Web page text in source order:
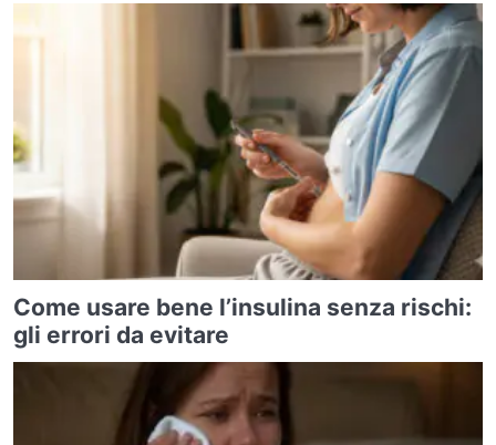
Come usare bene l’insulina senza rischi:
gli errori da evitare